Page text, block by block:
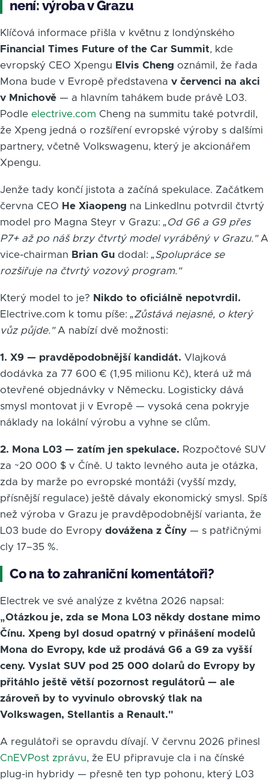
není: výroba v Grazu
Klíčová informace přišla v květnu z londýnského
Financial Times Future of the Car Summit, kde
evropský CEO Xpengu Elvis Cheng oznámil, že řada
Mona bude v Evropě představena v červenci na akci
v Mnichově — a hlavním tahákem bude právě L03.
Podle electrive.com Cheng na summitu také potvrdil,
že Xpeng jedná o rozšíření evropské výroby s dalšími
partnery, včetně Volkswagenu, který je akcionářem
Xpengu.
Jenže tady končí jistota a začíná spekulace. Začátkem
června CEO He Xiaopeng na LinkedInu potvrdil čtvrtý
model pro Magna Steyr v Grazu: „Od G6 a G9 přes
P7+ až po náš brzy čtvrtý model vyráběný v Grazu."A
vice-chairman Brian Gu dodal: „Spolupráce se
rozšiřuje na čtvrtý vozový program."
Který model to je? Nikdo to oficiálně nepotvrdil.
Electrive.com k tomu píše: „Zůstává nejasné, o který
vůz půjde."A nabízí dvě možnosti:
1. X9 — pravděpodobnější kandidát. Vlajková
dodávka za 77 600 € (1,95 milionu Kč), která už má
otevřené objednávky v Německu. Logisticky dává
smysl montovat ji v Evropě — vysoká cena pokryje
náklady na lokální výrobu a vyhne se clům.
2. Mona L03 — zatím jen spekulace. Rozpočtové SUV
za ~20 000 $ v Číně. U takto levného auta je otázka,
zda by marže po evropské montáži (vyšší mzdy,
přísnější regulace) ještě dávaly ekonomický smysl. Spíš
než výroba v Grazu je pravděpodobnější varianta, že
L03 bude do Evropy dovážena z Číny — s patřičnými
cly 17–35 %.
Co na to zahraniční komentátoři?
Electrek ve své analýze z května 2026 napsal:
„Otázkou je, zda se Mona L03 někdy dostane mimo
Čínu. Xpeng byl dosud opatrný v přinášení modelů
Mona do Evropy, kde už prodává G6 a G9 za vyšší
ceny. Vyslat SUV pod 25 000 dolarů do Evropy by
přitáhlo ještě větší pozornost regulátorů — ale
zároveň by to vyvinulo obrovský tlak na
Volkswagen, Stellantis a Renault."
A regulátoři se opravdu dívají. V červnu 2026 přinesl
CnEVPost zprávu, že EU připravuje cla i na čínské
plug-in hybridy — přesně ten typ pohonu, který L03